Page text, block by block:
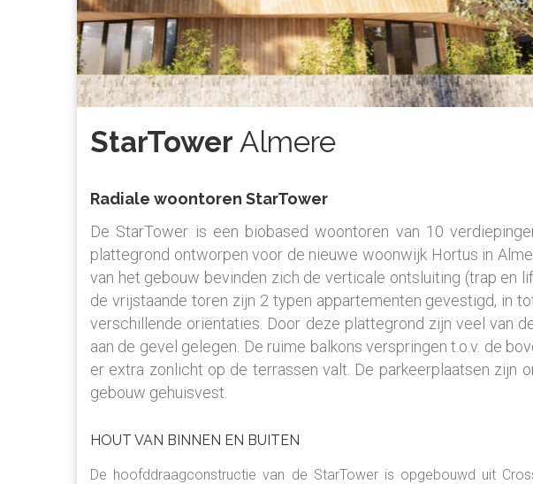
StarTower Almere
Radiale woontoren StarTower
De StarTower is een biobased woontoren van 10
plattegrond ontworpen voor de nieuwe woonwijk Hortus in
van het gebouw bevinden zich de verticale ontsluiting (trap en
de vrijstaande toren zijn 2 typen appartementen gevestigd, in
verschillende oriëntaties. Door deze plattegrond zijn veel van
aan de gevel gelegen. De ruime balkons verspringen t.o.v. de
er extra zonlicht op de terrassen valt. De parkeerplaatsen zijn
gebouw gehuisvest.
HOUT VAN BINNEN EN BUITEN
De hoofddraagconstructie van de StarTower is opgebouwd uit